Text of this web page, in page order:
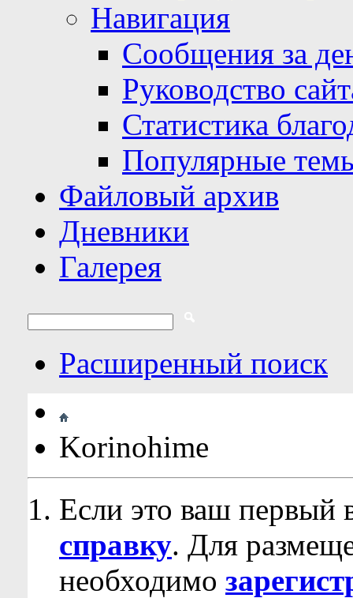
Навигация
Сообщения за
Руководство
Статистика
Популярные
Файловый архив
Дневники
Галерея
Расширенный поиск
Korinohime
Если это ваш первый
справку. Для
необходимо